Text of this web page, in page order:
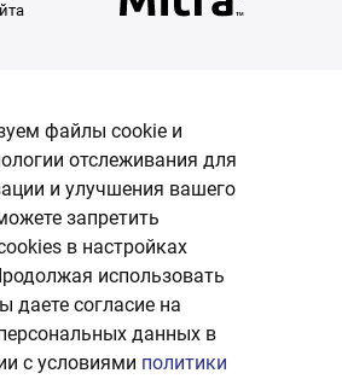
файлы cookie и
отслеживания для
и улучшения вашего
запретить
в настройках
использовать
даете согласие на
данных в
с условиями политики